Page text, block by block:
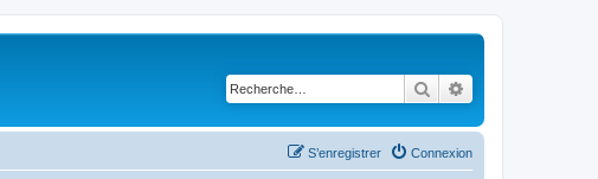
Rechercher
Connexion
S’enregistrer